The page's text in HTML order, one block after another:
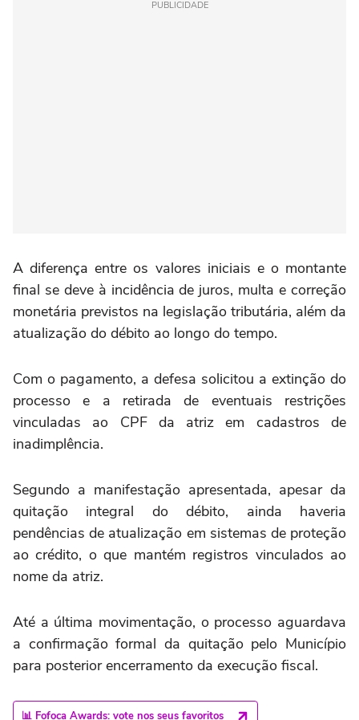
PUBLICIDADE
A diferença entre os valores iniciais e o montante
final se deve à incidência de juros, multa e correção
monetária previstos na legislação tributária, além da
atualização do débito ao longo do tempo.
Com o pagamento, a defesa solicitou a extinção do
processo e a retirada de eventuais restrições
vinculadas ao CPF da atriz em cadastros de
inadimplência.
Segundo a manifestação apresentada, apesar da
quitação integral do débito, ainda haveria
pendências de atualização em sistemas de proteção
ao crédito, o que mantém registros vinculados ao
nome da atriz.
Até a última movimentação, o processo aguardava
a confirmação formal da quitação pelo Município
para posterior encerramento da execução fiscal.
📊 Fofoca Awards: vote nos seus favoritos